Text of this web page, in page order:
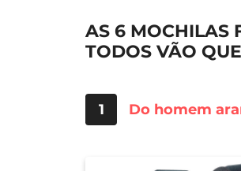
AS 6 MOCHILAS
TODOS VÃO
1 Do homem